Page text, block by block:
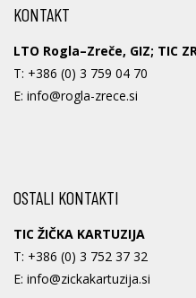
KONTAKT
LTO Rogla–Zreče, GIZ; TIC
T: +386 (0) 3 759 04 70
E: info@rogla-zrece.si
OSTALI KONTAKTI
TIC ŽIČKA KARTUZIJA
T: +386 (0) 3 752 37 32
E: info@zickakartuzija.si